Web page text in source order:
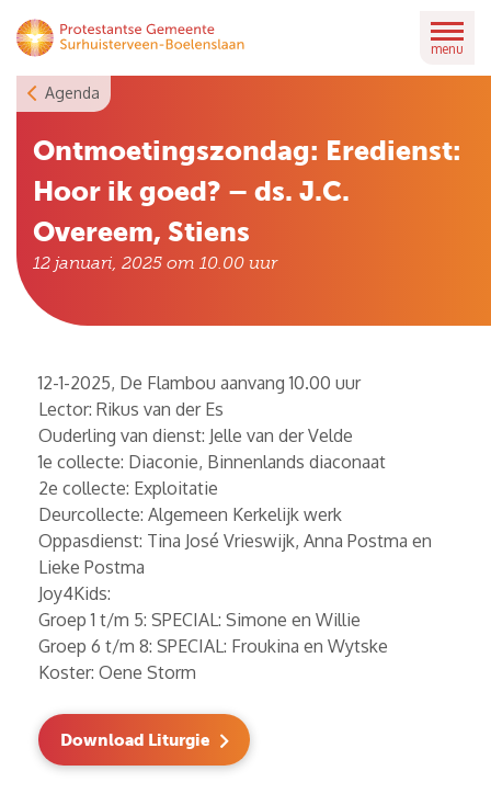
Skip
to
menu
Agenda
Ontmoetingszondag: Eredienst:
Hoor ik goed? – ds. J.C.
Overeem, Stiens
12 januari, 2025 om 10.00 uur
12-1-2025, De Flambou aanvang 10.00 uur
Lector: Rikus van der Es
Ouderling van dienst: Jelle van der Velde
1e collecte: Diaconie, Binnenlands diaconaat
2e collecte: Exploitatie
Deurcollecte: Algemeen Kerkelijk werk
Oppasdienst: Tina José Vrieswijk, Anna Postma en
Lieke Postma
Joy4Kids:
Groep 1 t/m 5: SPECIAL: Simone en Willie
Groep 6 t/m 8: SPECIAL: Froukina en Wytske
Koster: Oene Storm
Download Liturgie